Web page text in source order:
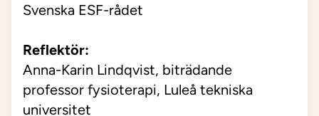
Svenska ESF-rådet
Reflektör:
Anna-Karin Lindqvist, biträdande
professor fysioterapi, Luleå tekniska
universitet